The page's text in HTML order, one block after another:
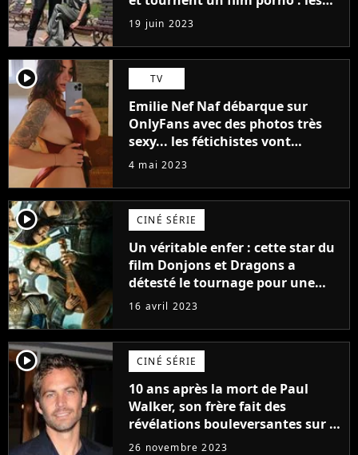
premières images du tournage
(exclu)
19 juin 2023
player2 TV
Emilie Nef Naf débarque sur
OnlyFans avec des photos très
sexy... les fétichistes vont
prendre leur pied !
4 mai 2023
player2 CINÉ SÉRIE
Un véritable enfer : cette star du
film Donjons et Dragons a
détesté le tournage pour une
raison très spéciale
16 avril 2023
player2 CINÉ SÉRIE
10 ans après la mort de Paul
Walker, son frère fait des
révélations bouleversantes sur la
réaction des acteurs de Fast and
26 novembre 2023